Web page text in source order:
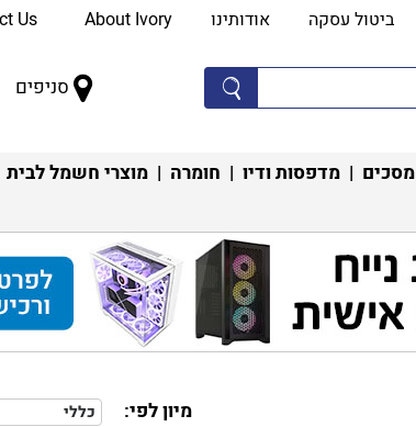
ביטול עסקה אודותינו About Ivory
סניפים
מסכים | מדפסות ודיו | חומרה | מוצרי חשמל לבית
מיון לפי: כללי